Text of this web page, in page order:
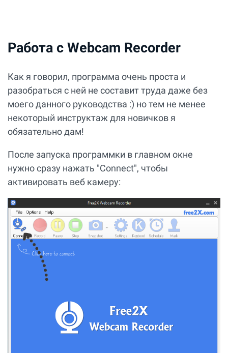
Работа с Webcam Recorder
Как я говорил, программа очень проста и
разобраться с ней не составит труда даже без
моего данного руководства :) но тем не менее
некоторый инструктаж для новичков я
обязательно дам!
После запуска программки в главном окне
нужно сразу нажать "Connect", чтобы
активировать веб камеру: